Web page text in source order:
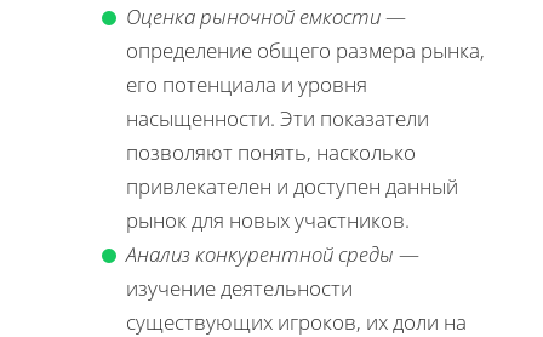
Оценка рыночной емкости—
определение общего размера рынка,
его потенциала и уровня
насыщенности. Эти показатели
позволяют понять, насколько
привлекателен и доступен данный
рынок для новых участников.
Анализ конкурентной среды —
изучение деятельности
существующих игроков, их доли на